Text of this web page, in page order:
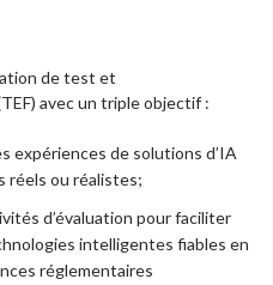
de test et
avec un triple objectif :
expériences de solutions d’IA
réels ou réalistes;
d’évaluation pour faciliter
intelligentes fiables en
réglementaires